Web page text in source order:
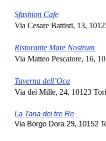
Sfashion Cafe
Via Cesare Battisti, 13,
Ristorante Mare Nostrum
Via Matteo Pescatore, 16,
Taverna dell’Oca
Via dei Mille, 24, 10123
La Tana dei tre Re
Via Borgo Dora 29, 10152